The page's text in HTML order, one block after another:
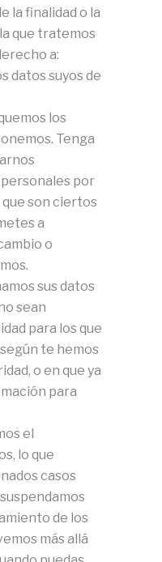
la finalidad o la
que tratemos
a:
datos suyos de
los
Tenga
por
son ciertos
a
o
sus datos
sean
para los que
te hemos
o en que ya
para
el
lo que
casos
de los
más allá